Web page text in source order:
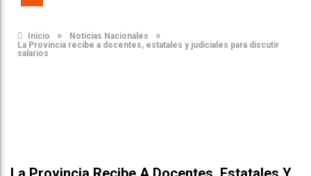
Inicio » Noticias Nacionales »
La Provincia recibe a docentes, estatales y judiciales para discutir
salarios